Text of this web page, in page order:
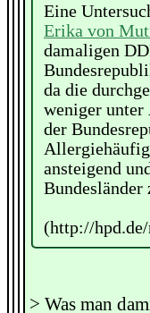
Eine
Erika von
damaligen
da die
weniger
der
ansteigend
Bundesländer
(http://
> Was man